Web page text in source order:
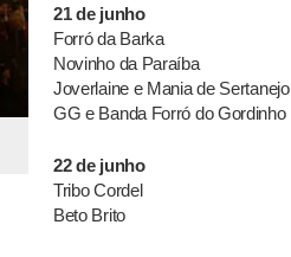
21 de junho
Forró da Barka
Novinho da Paraíba
Joverlaine e Mania de Sertanejo
GG e Banda Forró do Gordinho
22 de junho
Tribo Cordel
Beto Brito